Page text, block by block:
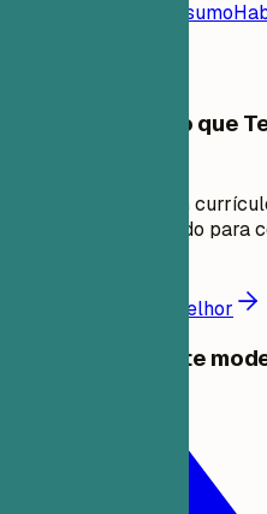
Resumo
Crie um Currículo que
Em minutos, crie um
com ATS comprovado para
Crie um currículo melhor
Compartilhar este